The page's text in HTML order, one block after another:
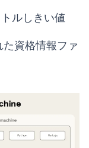
トルしきい値
た資格情報ファ